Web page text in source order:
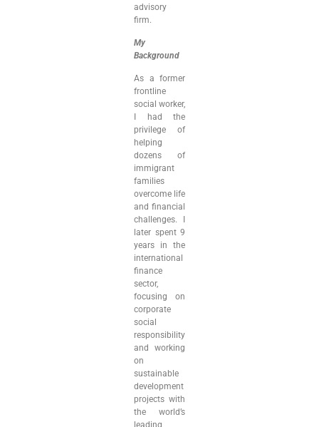
advisory
firm.
My
Background
As a former
frontline
social worker,
I had the
privilege of
helping
dozens of
immigrant
families
overcome life
and financial
challenges. I
later spent 9
years in the
international
finance
sector,
focusing on
corporate
social
responsibility
and working
on
sustainable
development
projects with
the world’s